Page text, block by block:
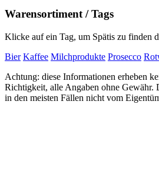
Warensortiment / Tags
Klicke auf ein Tag, um Spätis zu finden
Bier Kaffee Milchprodukte Prosecco
Achtung: diese Informationen erheben
Richtigkeit, alle Angaben ohne Gewähr.
in den meisten Fällen nicht vom